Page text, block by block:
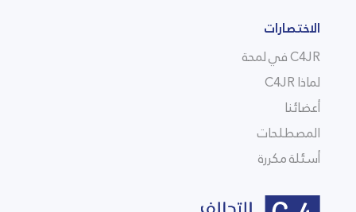
الاختصارات
C4JR في لمحة
لماذا C4JR
أعضائنا
المصطلحات
أسئلة مكررة